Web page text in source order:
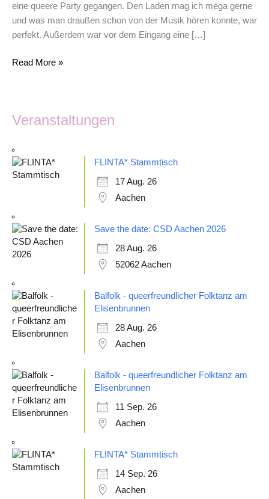
eine queere Party gegangen. Den Laden mag ich mega gerne
und was man draußen schon von der Musik hören konnte, war
perfekt. Außerdem war vor dem Eingang eine […]
Read More »
Veranstaltungen
FLINTA* Stammtisch
17 Aug. 26
Aachen
Save the date: CSD Aachen 2026
28 Aug. 26
52062 Aachen
Balfolk - queerfreundlicher Folktanz am
Elisenbrunnen
28 Aug. 26
Aachen
Balfolk - queerfreundlicher Folktanz am
Elisenbrunnen
11 Sep. 26
Aachen
FLINTA* Stammtisch
14 Sep. 26
Aachen